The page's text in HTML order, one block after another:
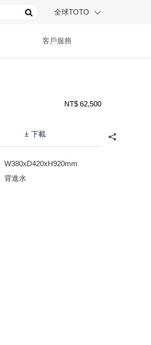
全球TOTO
客戶服務
NT$ 62,500
下載
W380xD420xH920mm
背進水